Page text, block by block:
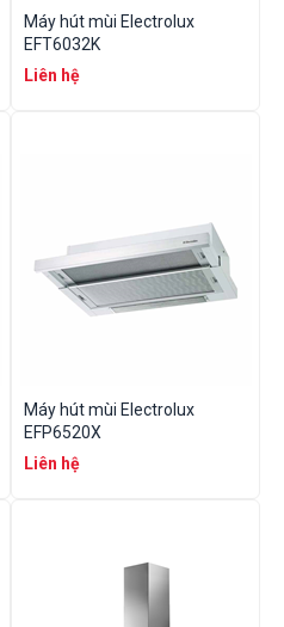
Máy hút mùi Electrolux
EFT6032K
Liên hệ
Máy hút mùi Electrolux
EFP6520X
Liên hệ